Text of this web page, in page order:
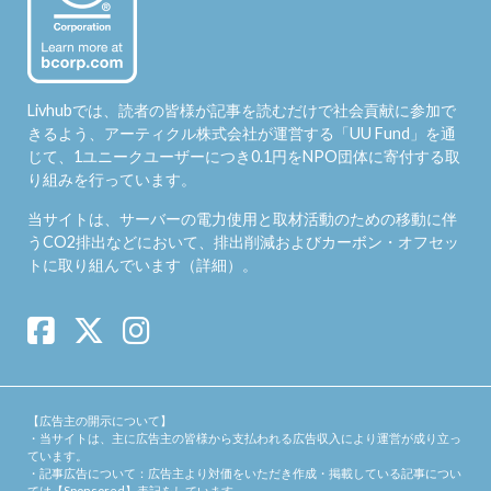
Livhubでは、読者の皆様が記事を読むだけで社会貢献に参加で
きるよう、アーティクル株式会社が運営する「UU Fund 」を通
じて、1ユニークユーザーにつき0.1円をNPO団体に寄付する取
り組みを行っています。
当サイトは、サーバーの電力使用と取材活動のための移動に伴
うCO2排出などにおいて、排出削減およびカーボン・オフセッ
トに取り組んでいます（詳細）。
【広告主の開示について】
・当サイトは、主に広告主の皆様から支払われる広告収入により運営が成り立っ
ています。
・記事広告について：広告主より対価をいただき作成・掲載している記事につい